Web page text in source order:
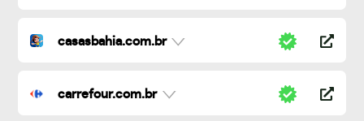
casasbahia.com.br
carrefour.com.br